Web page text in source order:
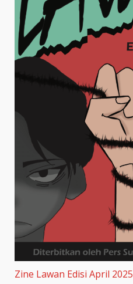
Zine Lawan Edisi April 2025